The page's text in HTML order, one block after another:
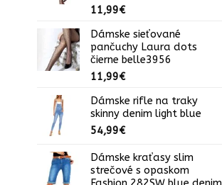
11,99€
Dámske sieťované
pančuchy Laura dots
čierne belle3956
11,99€
Dámske rifle na traky
skinny denim light blue
54,99€
Dámske kraťasy slim
strečové s opaskom